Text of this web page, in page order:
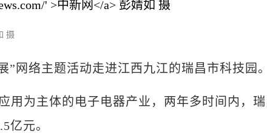
摄
络主题活动走进江西九江的瑞昌市科技园。
为主体的电子电器产业，两年多时间内，瑞
亿元。